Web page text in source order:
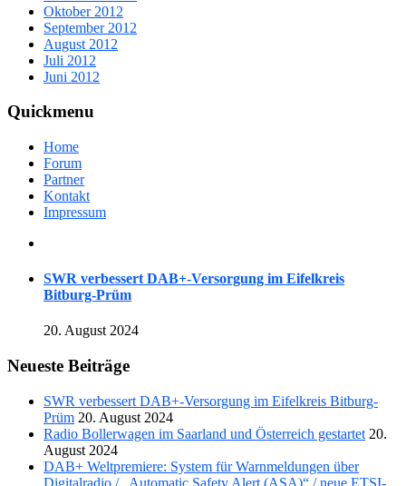
Oktober 2012
September 2012
August 2012
Juli 2012
Juni 2012
Quickmenu
Home
Forum
Partner
Kontakt
Impressum
SWR verbessert DAB+-Versorgung im Eifelkreis
Bitburg-Prüm
20. August 2024
Neueste Beiträge
SWR verbessert DAB+-Versorgung im Eifelkreis Bitburg-
Prüm 20. August 2024
Radio Bollerwagen im Saarland und Österreich gestartet 20.
August 2024
DAB+ Weltpremiere: System für Warnmeldungen über
Digitalradio / „Automatic Safety Alert (ASA)“ / neue ETSI-